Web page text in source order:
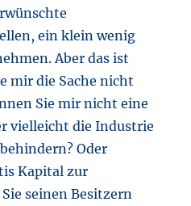
ein klein wenig
Aber das ist
mir die Sache nicht
Sie mir nicht eine
vielleicht die Industrie
Oder
Kapital zur
seinen Besitzern